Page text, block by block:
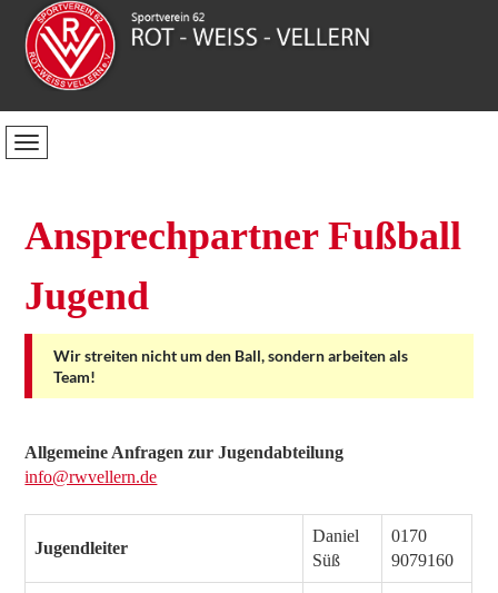
Ansprechpartner Fußball
Jugend
Wir streiten nicht um den Ball, sondern arbeiten als
Team!
Allgemeine Anfragen zur Jugendabteilung
info@rwvellern.de
Jugendleiter
Daniel
Süß
0170
9079160